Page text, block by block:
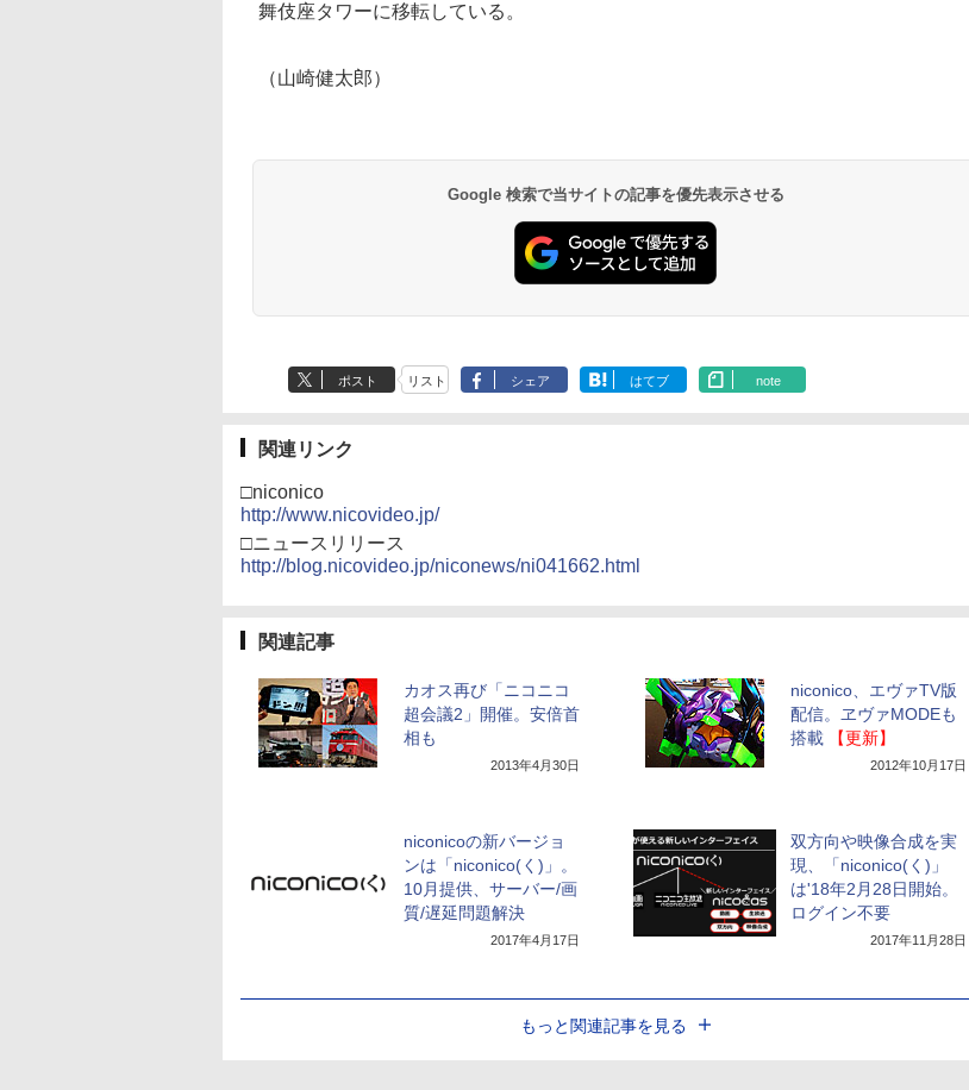
舞伎座タワーに移転している。
（山崎健太郎）
Google 検索で当サイトの記事を優先表示させる
ポスト リスト シェア はてブ note
関連リンク
□niconico
http://www.nicovideo.jp/
□ニュースリリース
http://blog.nicovideo.jp/niconews/ni041662.html
関連記事
カオス再び「ニコニコ
超会議2」開催。安倍首
相も
2013年4月30日
niconico、エヴァTV版
配信。ヱヴァMODEも
搭載
【更新】
2012年10月17日
niconicoの新バージョ
ンは「niconico(く)」。
10月提供、サーバー/画
質/遅延問題解決
2017年4月17日
双方向や映像合成を実
現、「niconico(く)」
は'18年2月28日開始。
ログイン不要
2017年11月28日
もっと関連記事を見る